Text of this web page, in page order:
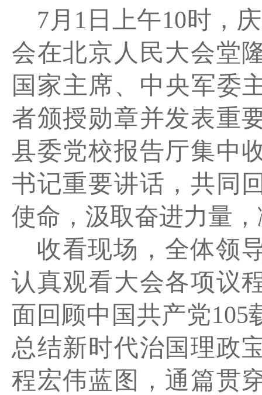
7 月 1 日上午10时，
会在北京人民大会堂
国家主席、中央军委
者颁授勋章并发表重
县委党校报告厅集中
书记重要讲话，共同
使命，汲取奋进力量
收看现场，全体领
认真观看大会各项议
面回顾中国共产党105
总结新时代治国理政
程宏伟蓝图，通篇贯